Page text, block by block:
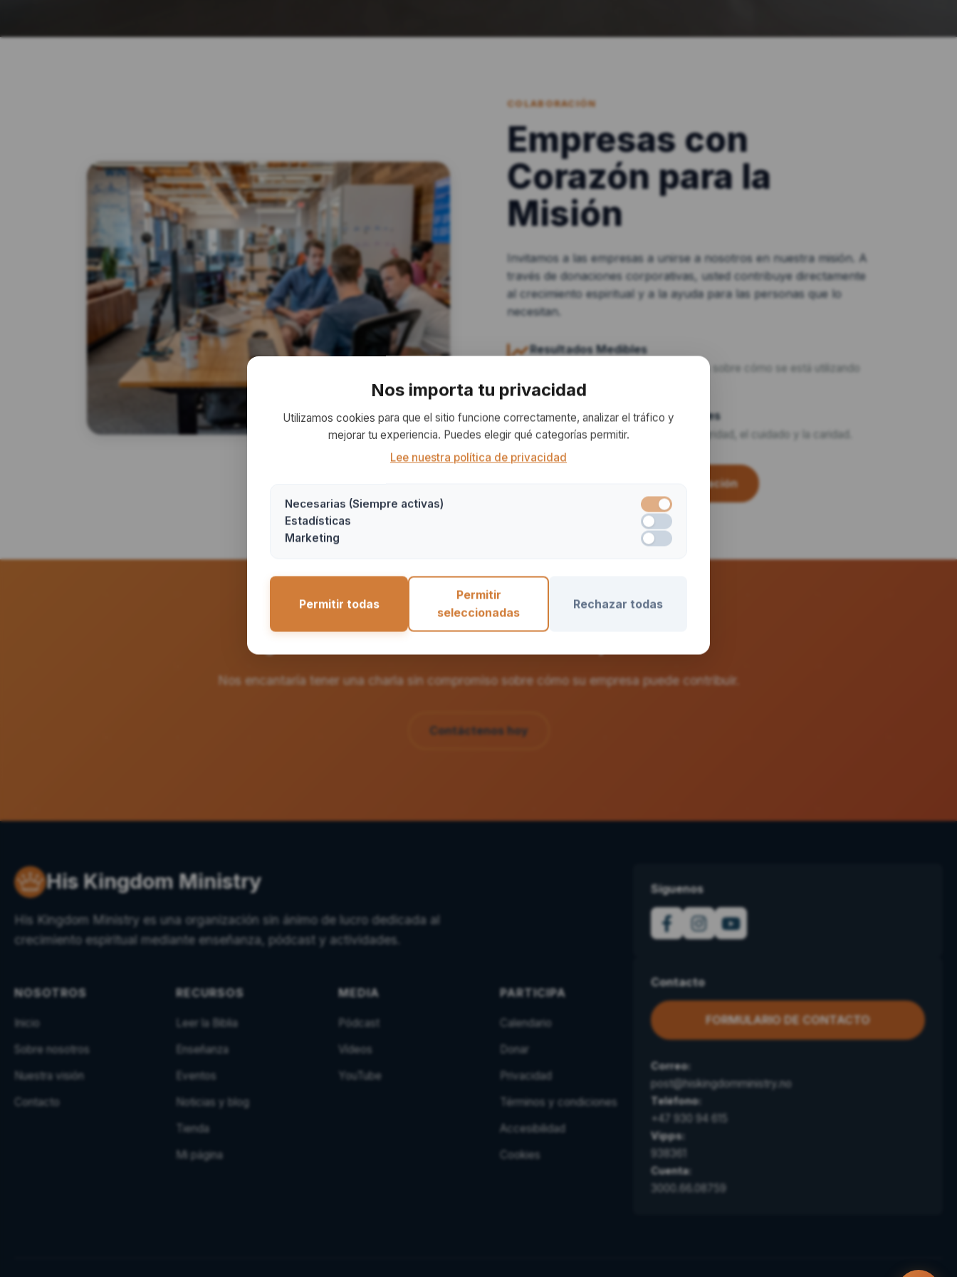
COLABORACIÓN
Empresas con
Corazón para la
Misión
Invitamos a las empresas a unirse a nosotros en nuestra misión. A
través de donaciones corporativas, usted contribuye directamente
al crecimiento espiritual y a la ayuda para las personas que lo
necesitan.
Resultados Medibles
Enviamos actualizaciones periódicas sobre cómo se está utilizando
su apoyo.
Colaboración Basada en Valores
Compartimos valores como la integridad, el cuidado y la caridad.
Contáctenos para una conversación
Nos encantaría tener una charla sin compromiso sobre cómo su empresa puede contribuir.
Contáctenos hoy
His Kingdom Ministry
His Kingdom Ministry es una organización sin ánimo de lucro dedicada al
crecimiento espiritual mediante enseñanza, pódcast y actividades.
NOSOTROS
Inicio
Sobre nosotros
Nuestra visión
Contacto
RECURSOS
Leer la Biblia
Enseñanza
Eventos
Noticias y blog
Tienda
Mi página
MEDIA
Pódcast
Vídeos
YouTube
PARTICIPA
Calendario
Donar
Privacidad
Términos y condiciones
Accesibilidad
Cookies
Síguenos
Contacto
FORMULARIO DE CONTACTO
Correo:
post@hiskingdomministry.no
Teléfono:
+47 930 94 615
Vipps:
938361
Cuenta:
3000.66.08759
Nos importa tu privacidad
Utilizamos cookies para que el sitio funcione correctamente, analizar el tráfico y
mejorar tu experiencia. Puedes elegir qué categorías permitir.
Lee nuestra política de privacidad
Necesarias (Siempre activas)
Estadísticas
Marketing
Permitir todas
Permitir
seleccionadas
Rechazar todas